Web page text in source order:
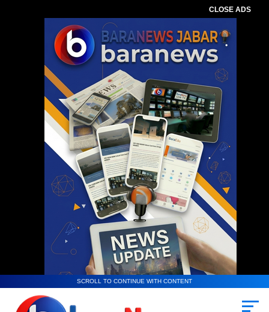
CLOSE ADS
SCROLL TO CONTINUE WITH CONTENT